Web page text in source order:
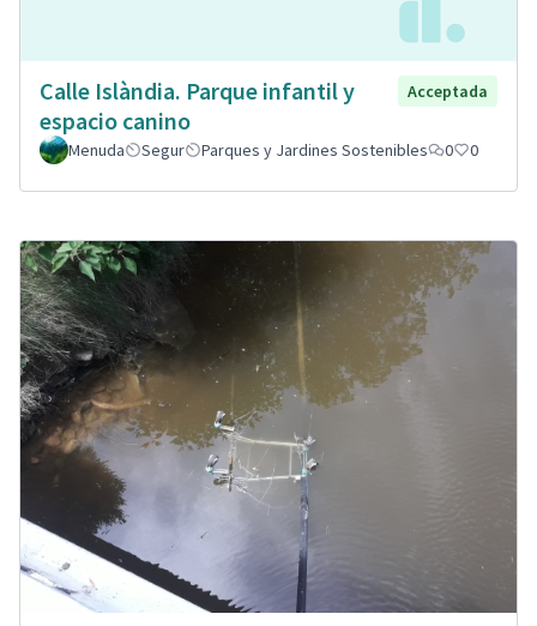
Calle Islàndia. Parque infantil y
espacio canino
Acceptada
Menuda Segur Parques y Jardines Sostenibles 0 0